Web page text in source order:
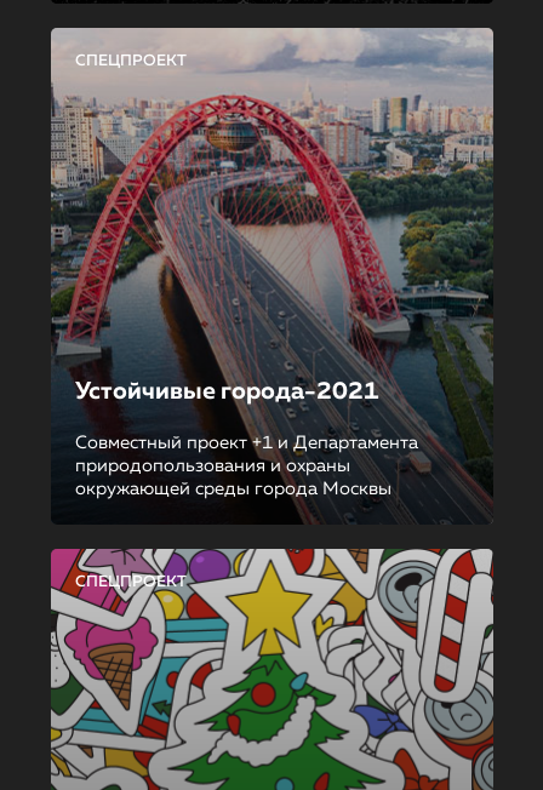
СПЕЦПРОЕКТ
Устойчивые города-2021
Совместный проект +1 и Департамента
природопользования и охраны
окружающей среды города Москвы
СПЕЦПРОЕКТ